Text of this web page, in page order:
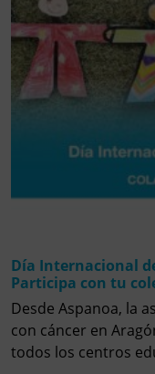
Día Internacional
Participa con tu
Desde Aspanoa, la
con cáncer en
todos los centros